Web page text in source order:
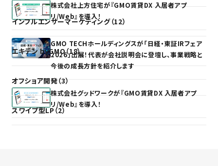
インフルエンサーマーケティング（12）
エキテン byGMO（18）
オフショア開発（3）
スワイプ型LP（2）
株式会社上方住宅が『GMO賃貸DX 入居者アプ
リ/Web』を導入！
GMO TECHホールディングスが「日経・東証IRフェア
2026」出展！代表が会社説明会に登壇し、事業戦略と
今後の成長方針を紹介します
株式会社グッドワークが『GMO賃貸DX 入居者アプ
リ/Web』を導入！